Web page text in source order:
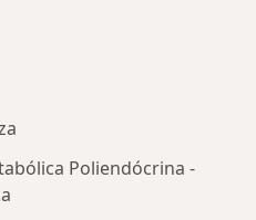
Poliendócrina -